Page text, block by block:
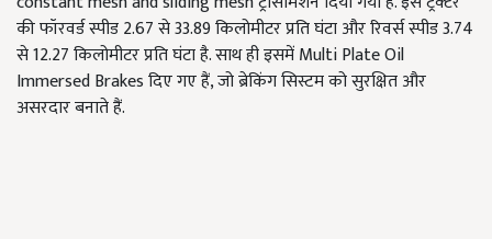
की फॉरवर्ड स्पीड 2.67 से 33.89 किलोमीटर प्रति घंटा और रिवर्स स्पीड 3.74
से 12.27 किलोमीटर प्रति घंटा है. साथ ही इसमें Multi Plate Oil
Immersed Brakes दिए गए हैं, जो ब्रेकिंग सिस्टम को सुरक्षित और
असरदार बनाते हैं.